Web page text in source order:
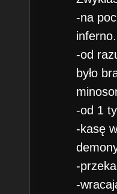
-na
inferno.
-od
było
-od 1
-kasę
-
-